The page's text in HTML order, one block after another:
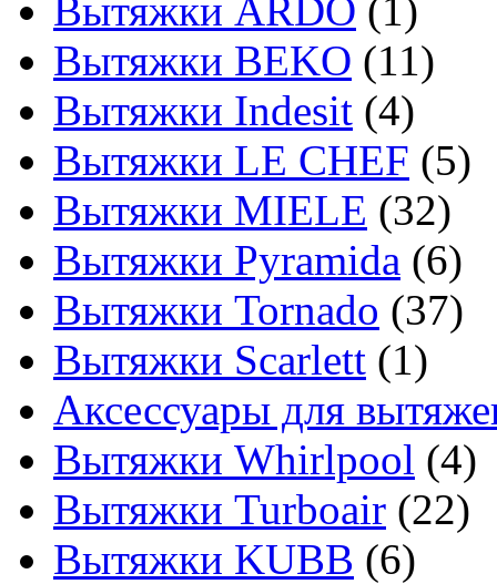
Вытяжки ARDO (1)
Вытяжки BEKO (11)
Вытяжки Indesit (4)
Вытяжки LE CHEF (5)
Вытяжки MIELE (32)
Вытяжки Pyramida (6)
Вытяжки Tornado (37)
Вытяжки Scarlett (1)
Аксессуары для
Вытяжки Whirlpool (4)
Вытяжки Turboair (22)
Вытяжки KUBB (6)